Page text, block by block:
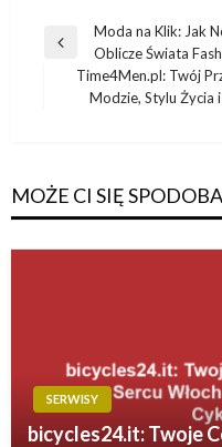
Nawigacja
wpisu
Poprzedni
Moda na Klik: Jak
Oblicze Świata
Następny
Time4Men.pl: Twój
Modzie, Stylu Życia
MOŻE CI SIĘ
SERWISY
bicycles24.it: Twoje